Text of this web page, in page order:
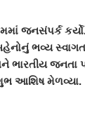
જનસંપર્ક
ભવ્ય
જનતા
આશિષ મેળવ્યા.